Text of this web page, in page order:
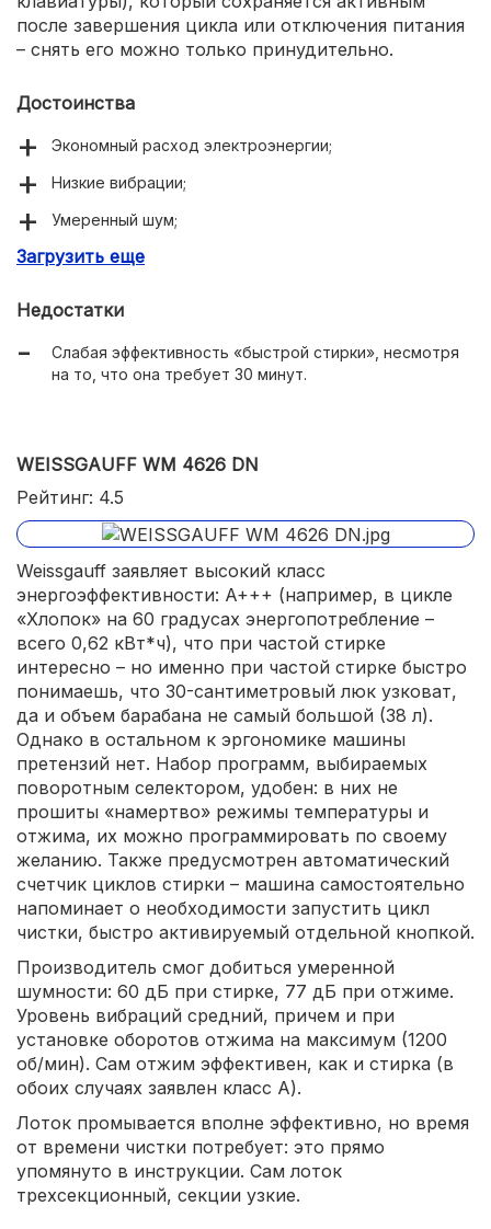
после завершения цикла или отключения питания
– снять его можно только принудительно.
Достоинства
Экономный расход электроэнергии;
Низкие вибрации;
Умеренный шум;
Режим самоочистки.
Загрузить еще
Недостатки
Слабая эффективность «быстрой стирки», несмотря
на то, что она требует 30 минут.
WEISSGAUFF WM 4626 DN
Рейтинг: 4.5
Weissgauff заявляет высокий класс
энергоэффективности: A+++ (например, в цикле
«Хлопок» на 60 градусах энергопотребление –
всего 0,62 кВт*ч), что при частой стирке
интересно – но именно при частой стирке быстро
понимаешь, что 30-сантиметровый люк узковат,
да и объем барабана не самый большой (38 л).
Однако в остальном к эргономике машины
претензий нет. Набор программ, выбираемых
поворотным селектором, удобен: в них не
прошиты «намертво» режимы температуры и
отжима, их можно программировать по своему
желанию. Также предусмотрен автоматический
счетчик циклов стирки – машина самостоятельно
напоминает о необходимости запустить цикл
чистки, быстро активируемый отдельной кнопкой.
Производитель смог добиться умеренной
шумности: 60 дБ при стирке, 77 дБ при отжиме.
Уровень вибраций средний, причем и при
установке оборотов отжима на максимум (1200
об/мин). Сам отжим эффективен, как и стирка (в
обоих случаях заявлен класс А).
Лоток промывается вполне эффективно, но время
от времени чистки потребует: это прямо
упомянуто в инструкции. Сам лоток
трехсекционный, секции узкие.